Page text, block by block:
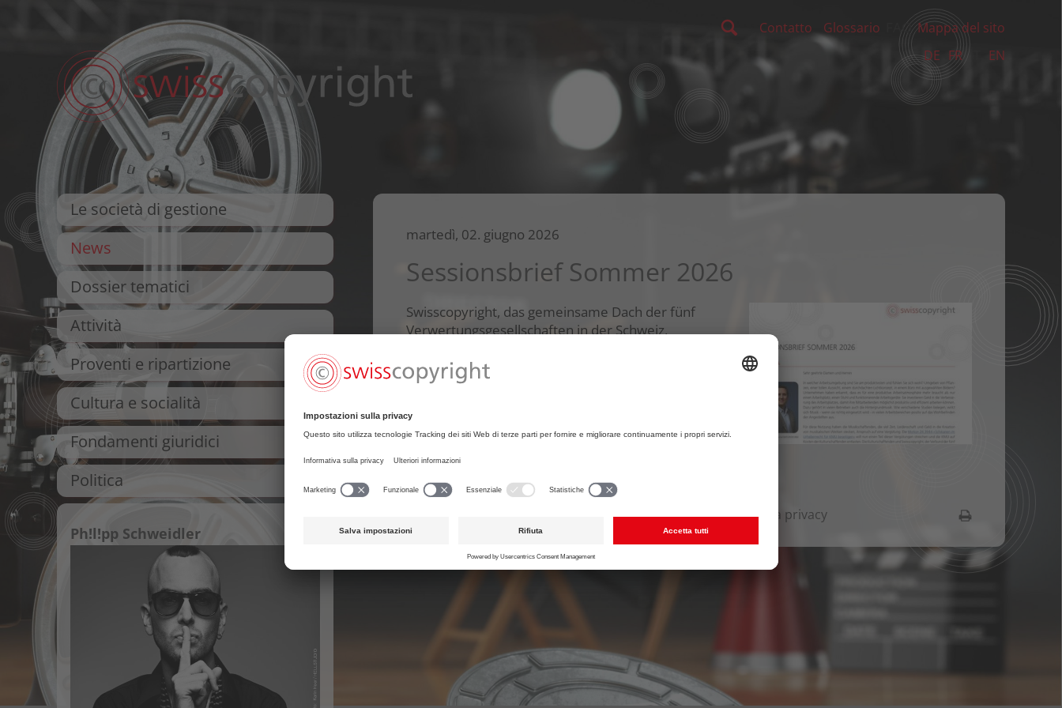
Contatto Glossario FAQ Mappa del sito
DE FR EN
martedì, 02. giugno 2026
Sessionsbrief Sommer 2026
Swisscopyright, das gemeinsame Dach der fünf
Verwertungsgesellschaften in der Schweiz,
Beiträgen rund um das Urheberrecht.
Informativa sulla privacy Impostazioni sulla privacy
Le società di gestione
News
Dossier tematici
Attività
Proventi e ripartizione
Cultura e socialità
Fondamenti giuridici
Politica
Ph!l!pp Schweidler